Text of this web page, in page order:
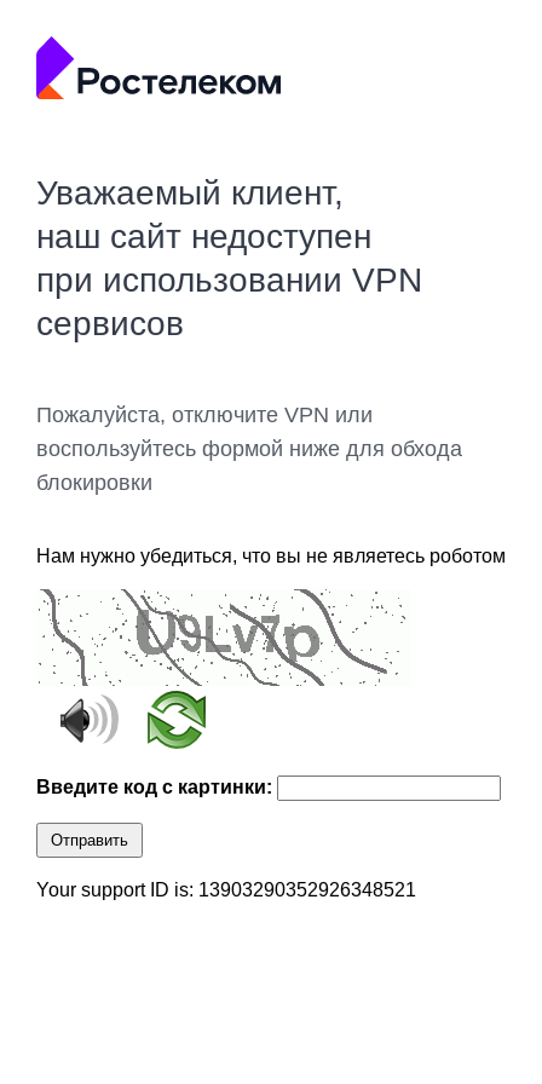
Уважаемый клиент,
наш сайт недоступен
при использовании VPN
сервисов
Пожалуйста, отключите VPN или
воспользуйтесь формой ниже для обхода
блокировки
Нам нужно убедиться, что вы не являетесь роботом
Введите код с картинки:
Отправить
Your support ID is: 13903290352926348521